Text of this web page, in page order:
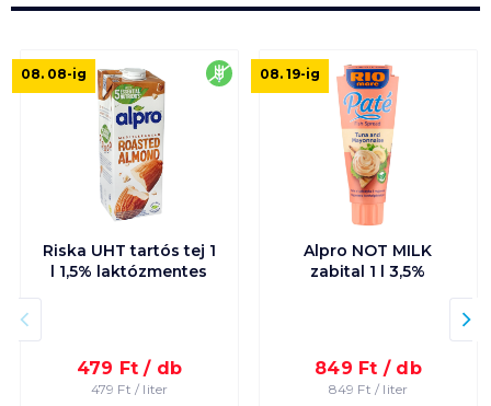
laktózmentes
Riska UHT tartós tej 1
l 1,5% laktózmentes
479 Ft / db
479 Ft / liter
08. 08-ig
Alpro NOT MILK
zabital 1 l 3,5%
849 Ft / db
849 Ft / liter
08. 19-ig